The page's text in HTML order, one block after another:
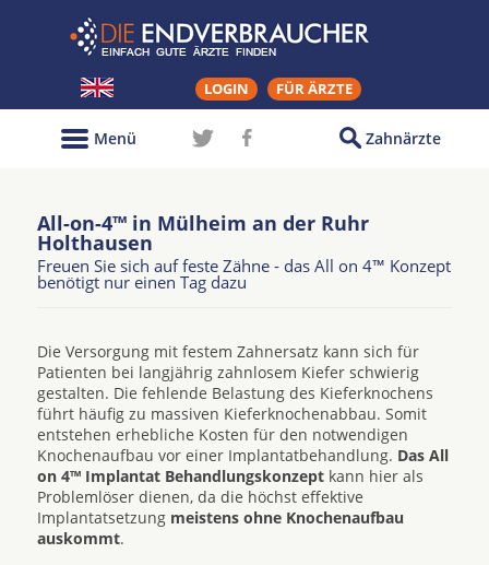
LOGIN FÜR ÄRZTE
Zahnärzte
Menü
All-on-4™ in Mülheim an der Ruhr
Holthausen
Freuen Sie sich auf feste Zähne - das All on 4™ Konzept
benötigt nur einen Tag dazu
Die Versorgung mit festem Zahnersatz kann sich für
Patienten bei langjährig zahnlosem Kiefer schwierig
gestalten. Die fehlende Belastung des Kieferknochens
führt häufig zu massiven Kieferknochenabbau. Somit
entstehen erhebliche Kosten für den notwendigen
Knochenaufbau vor einer Implantatbehandlung. Das All
on 4™ Implantat Behandlungskonzept kann hier als
Problemlöser dienen, da die höchst effektive
Implantatsetzung meistens ohne Knochenaufbau
auskommt.